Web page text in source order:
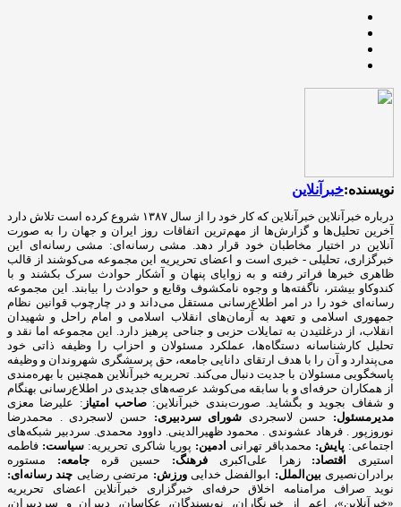
نویسنده:خبرآنلاین
درباره خبرآنلاین خبرآنلاین که کار خود را از سال ۱۳۸۷ شروع کرده است تلاش دارد
آخرین تحلیل‌ها و گزارش‌ها از مهم‌ترین اتفاقات روز ایران و جهان را به صورت
آنلاین در اختیار مخاطبان خود قرار دهد. مشی رسانه‌ای: مشی رسانه‌ای این
خبرگزاری، تحلیلی - خبری است و اعضای تحریریه این مجموعه می‌کوشند از قالب
ظاهری خبرها فراتر رفته و به زوایای پنهان و آشکار حوادث سرک بکشند و با
کندوکاو بیشتر، ناگفته‌ها و وجوه نامکشوف وقایع و حوادث را بیابند. این مجموعه
رسانه‌ای خود را در امر اطلاع‌رسانی مستقل می‌داند و در چارچوب قوانین نظام
جمهوری اسلامی و تعهد به آرمان‌های انقلاب اسلامی و امام راحل و شهیدان
انقلاب، از درغلتیدن به تمایلات حزبی و جناحی پرهیز دارد. این مجموعه اما نقد و
تحلیل کارشناسانه دستگاه‌ها، عملکرد مسئولان و احزاب را وظیفه ذاتی خود
می‌پندارد و آن را با هدف ارتقای دانایی جامعه، حق پرسشگری شهروندان و وظیفه
پاسخگویی مسئولان با جدیت دنبال می‌کند. تحریریه خبرآنلاین همچنین با بهره‌مندی
از همکاران حرفه‌ای و با سابقه می‌کوشد عرصه‌های جدیدی در اطلاع‌رسانی بهنگام
و شفاف بجوید و بگشاید. صورت‌بندی خبرآنلاین:صاحب امتیاز : علیرضا معزی
مدیرمسئول: حسن لاسجردی شورای سردبیری: حسن لاسجردی . محمدرضا
نوروزپور . فرهاد عشوندی . محمود ظهیرالدینی. داوود محمدی. سردبیر شبکه‌های
اجتماعی: پایش: محمدباقر تهرانی ادمین: پوریا شاکری تحریریه: سیاست: فاطمه
استیری اقتصاد: زهرا علی‌اکبری فرهنگ: حسین قرهجامعه: مستوره
برادران‌نصیری بین‌الملل: ابوالفضل خداییورزش: مرتضی رضایی چند رسانه‌ای:
نوید صراف مرامنامه اخلاق حرفه‌ای خبرگزاری خبرآنلاین اعضای تحریریه «خبرآنلاین»، اعم از خبرنگاران، نویسندگان، عکاسان، دبیران و سردبیران، مجموعه اصول و معیارهای اخلاقی حرفه‌ای را با توجه به استانداردهای ‌این حرفه، به عنوان اصول اخلاقی خویش تلقی می‌کنند و رعایت آن را به عنوان مبانی مشترک حرفه‌ای وظیفه خود می‌دانند. این مرامنامه مقررات اداری یا مسائل انضباطی خبرآنلاین نیست، بلکه تنها اصول اخلاقی را تبیین می‌کند که روزنامه‌نگاران خبرآنلاین با رعایت آن، استقلال، اعتبار و درستکاری رسانه و مسئولیت‌ها و تحقق وظایف خود را تضمین می‌کنند. علاوه بر این، قانون مطبوعات و سایر قوانین مرتبط با فعالیت‌های رسانه‌ای نصب العین خبرآنلاین است. ۱. وظیفه آگاهی‌بخشی در راس وظایف حرفه روزنامه‌نگاری قرار گرفته است. انصاف و بی‌غرضی روزنامه‌نگار، خودداری وی از تبلیغ سیاسی و بازرگانی و مقاومت در برابر دیگر کانون‌های فشار، اصل خدشه‌ناپذیر روزنامه‌نگاران فعال در خبرآنلاین است. ۲. «خبرآنلاین» خود را متعهد می‌داند که با رعایت مفاد مرامنامه اخلاقی کلیه آحاد جامعه را مخاطب خود بداند و همواره در چارچوب قانون اساسی به اصول دینی و معتقدات مذهبی و آداب و سنن گروه‌های مختلف قومی و فرهنگی، احترام بگذارد. ۳. روزنامه‌نگاران خبرآنلاین در انجام وظایف حرفه‌ای خویش نه تنها در برابر صاحبان و مدیران موسسه بلکه در برابر خوانندگان و منافع و مصالح جامعه مسئولیت دارند.‌ این مسئولیت اجتماعی‌ ایجاب می‌کند اطلاعات کامل و به روز برای عموم با حفظ آزادی اطلاعات به منظور احقاق حق دسترسی به اطلاعات ارائه شود. ۴. وظیفه کسانی که وقایع مربوط به هر موضوع را شرح می‌دهند یا تفسیر می‌کنند این است که دانش لازم را درباره آن موضوع به نحوی که گزارش‌دهی و تفسیر به صورت دقیق و منصفانه امکان‌پذیر باشد کسب کنند. ۵. رسالت اجتماعی حرفه روزنامه‌نگاری‌ ایجاب می‌کند که روزنامه‌نگار همیشه در خدمت کشف و بیان حقیقت باشد. به موجب ‌این اصل، «خبرآنلاین» خود را متعهد می‌داند تا حد ممکن آنچه را که به راستی روی داده است و در آن شائبه دروغ راه ندارد، منعکس کند. ۶. روزنامه‌نگاران «خبرانلاین» خود را موظف می‌دانند در صورت ارتکاب به اشتباه، هرچه سریع‌تر آن را اصلاح کنند. اگر چه کار روزنامه‌نگاری با سرعت عمل همراه است،‌ این الزام نباید مانع کوشش و جست‌وجو برای پی‌بردن به صحت و سقم اطلاعات شود. همچنین بروز هر اشتباهی را به سرعت اطلاع می‌دهند و آن را در روزنامه تصحیح می‌کنند. ۷. خبرنگاران و نویسندگان «خبرآنلاین» بدون دخالت در ماجرا یا پیش‌فرض‌های خود، خبر و گزارش را تهیه و تنظیم می‌کنند. در عین حال «بی‌طرفی» به معنی بی‌نظر بودن «خبرآنلاین» و نویسندگان آن در قبال رویدادها نیست و روزنامه‌نگاران نظرات خود را در مقالاتی که تفسیر و تحلیلشان از مسائل است، بیان می‌کنند. ۸. روزنامه‌نگاران فعال در «خبرآنلاین» در انتشار مصاحبه‌های اختصاصی به حقوق مصاحبه‌شونده خود احترام می‌گذارند و متن تنظیمی مصاحبه را با رعایت حداکثر امانت‌داری منتشر می‌کنند. ضمنا در صورت درخواست مصاحبه‌شونده، ‌متن نهایی را به نظر او می‌رسانند و اصلاحات مورد نظر را اعمال و حتی در صورت انصراف وی از انتشار مصاحبه خودداری می‌کنند. ۹. به منظور رعایت حقوق مادی و معنوی خالقان و صاحبان آثار، خبرنگاران و نویسندگان «خبرآنلاین» حاصل کار دیگران را بدون ذکر منبع و در صورت لزوم کسب اجازه، باز انتشار نمی‌کنند. امضای یک روزنامه‌نگار تنها پای مطلبی قرار می‌گیرد که حاصل کار خود اوست. هرگونه سرقت ادبی، مخدوش ساختن متن‌ها، تصاویر، اسناد و نیز حذف اطلاعات اساسی مربوط به رویدادها نزد روزنامه‌نگاران «خبرآنلاین» مذموم و مطرود است. ۱۰. حریم خصوصی افراد محترم است و نباید بدون اجازه به آن وارد شد. روزنامه‌نگاران و نویسندگان «خبرآنلاین» با توجه خاص به حیثیت شخصی و زندگی خصوصی افراد، از تمامی مواردی که ممکن است با انتشار مطلب یا خبر آن به حیثیت افراد لطمه وارد آورد، اکیدا پرهیز می‌کنند. ۱۱. روزنامه‌نگاران و نویسندگان «خبرآنلاین» ادبیات پالوده و قلم متین را از مهم‌ترین ویژگی‌های خود می‌دانند و از لحن گزنده یا کلمات توهین‌آمیز علیه هیچ شخص یا نهادی، چه در خبر یا گزارش و چه در نظر، استفاده نمی‌کنند. ۱۲. روزنامه‌نگاران «خبرآنلاین» به طور مخفیانه از دوربین، میکروفن و یا دستگاه‌های ضبط صوت استفاده نخواهند کرد، مگر در زمانی که حق قانونی روزنامه‌نگار است، اما آشکارسازی لوازم فوق برای او مخاطره‌آمیز باشد. ۱۳. روزنامه‌نگاران «خبرآنلاین» برای کسب خبر، صریحا خود را روزنامه‌نگار معرفی می‌کنند و هرگز همچون کارآگاه یا جاسوس عمل نمی‌کنند. آنان همچنین از تحت فشار قرار دادن افراد برای کسب خبر پرهیز می‌کنند. ۱۴. روزنامه‌نگاران «خبرآنلاین» ضمن وقوف به آزادی خبر، تفسیر و انتقاد، می‌توانند از افشای منبع اطلاعات به جز صراحتی که قانون مطبوعات دارد (دستور مقام قضایی) خودداری کنند. محرمانه نگاه داشتن هویت منابعی که «خبرانلاین» نمی‌خواهد شناخته شوند، نافی ‌این اصل نیست که منابع خبری، جز در موارد استثنایی، باید به روشن‌ترین وجه معرفی شوند. از سوی دیگر ممکن است ناشناس ماندن اظهارکننده یک مطلب برای او فرصتی غیرمنصفانه فراهم آورد تا علیه دیگران سخن بگوید. در این صورت «خبرآنلاین» از انتشار اظهارات علیه دیگران توسط منبعی که نامش فاش نشود، پرهیز می‌کند. ۱۵. اولین و مهم‌ترین دغدغه روزنامه‌نگاران «خبرآنلاین»، تلاش در جهت ارتقای سطح کیفی وکمی مطالب «خبرآنلاین» است.‌ این بدان معناست که توفیق «خبرآنلاین» در تهیه و انتشار اخبار و گزارش‌های دست اول نتیجه تلاش‌های بی‌وقفه روزنامه‌نگاران آن است. ۱۶. روزنامه‌نگاران «خبرآنلاین» به حق دسترسی به مطالب، اخبار و گزارش‌های جمع‌آوری شده واقفند و پیش از انتشار مطالب تهیه شده مبادرت به فروش، واگذاری و افشای بخشی یا تمام آن مطلب به افراد خارج از خبرآنلاین علی‌الخصوص رسانه های رقیب، دوستان و وابستگان نزدیک خود نخواهند کرد. آنان با آگاهی کامل از خط‌مشی و سیاست‌های کلی روزنامه، متعهدانه و وفادارانه در جهت پیشبرد ‌این اهداف گام برمی‌دارند. ۱۷. روزنامه‌نگاران «خبرآنلاین» نام و عنوان «خبرآنلاین» را مورد استفاده شخصی قرار نمی‌دهند. آنان کارت‌های خبرنگاری خود را تنها در مواقع کسب خبر و امور مرتبط با حرفه خود یا ورود به سازمان‌های دولتی یا خصوصی به کار می‌گیرند. ۱۸. اظهارنظر نسبت به شخصیت‌های مورد توجه مخاطبان از جمله هنرمندان و ورزشکاران در قالب گفت‌وگو و یا نوشته از سوی روزنامه‌نگاران نباید کیفیت محتوا را تا سرحد نشریات زرد پایین آورد. ۱۹. از آنجا که کسب اخبار دست اول و انتشار آن یکی از ویژگی‌های بارز رسانه‌هاست و ‌این فرآیند منجر به جذب مخاطب بیشتر برای یک رسانه می‌شود، روزنامه‌نگاران «خبرآنلاین»، تمامی رسانه‌های خبری دیگر اعم از رسانه‌های چاپی، الکترونیکی، تصویری و صوتی را که در جهت تضاد و یا حتی همسو با رسانه خود هستند رقیب حرفه‌ای می‌انگارند و بر ‌این اساس، همکاری و فعالیت با آنان (در هر سطحی) را بدون مشورت و صلاحدید حوزه سردبیری، مغایر با تعهدات اخلاقی و حرفه‌ای می‌دانند. ۲۰. ارائه هرگونه اطلاعات محرمانه داخلی و اداری خبرآنلاین مغایر با وجدان و مسئولیت اخلاقی و حرفه‌ای روزنامه‌نگاران در قبال مجموعه خبرآنلاین است. ۲۱. داشتن صفحات شخصی در فضای مجازی حق مسلم هر فرد است. روزنامه‌نگاران «خبرآنلاین» نیز ازاین قاعده مستثنی نیستند. مهم نیست که تا چه میزان تلاش می‌کنند مطالبشان متمایز از مطالب موجود در خبرآنلاین باشد؛ بلکه نکته‌ اینجاست که به‌ هر حال مخاطبان، آنها را به عنوان روزنامه‌نگاران «خبرآنلاین» می‌شناسند و دیدگاه‌ها و نظراتشان را مرتبط با خط‌مشی آن تلقی می‌کنند. با علم به‌ این موضوع، روزنامه‌نگاران «خبرآنلاین» هرگونه فعالیت مجازی، حضور در شبکه های اجتماعی و یا مصاحبه و سخنرانی بدون در نظر گرفتن صلاحدید خبرآنلاین را مغایر با وجدان اخلاقی و حرفه‌ای خود می‌دانند. ۲۲. روزنامه‌نگاران فعال در «خبرآنلاین» از نوشتن در مورد مسائلی که نفع مستقیم مادی برای آنها و وابستگانشان دارند، پرهیز می‌کنند. از اطلاعاتی که به واسطه شغلشان به دست می‌آورند برای کسب منافع مالی و اقتصادی استفاده نمی‌کنند و این اطلاعات را به‌ این منظور در اختیار بستگان یا دوستانشان قرار نمی‌دهند. ۲۳. هرگونه مشارکت و همکاری تعهدآور با سازمان‌های حوزه فعالیت خود (اعم از استخدام، همکاری پاره‌وقت، انجام پروژه‌های مشترک و ارائه مشاوره و غیره) از نظر روزنامه‌نگاران «خبرآنلاین» مورد پذیرش نیست. چرا که ‌این نوع وابستگی‌ها به سازمان‌هایی که تحت پوشش خبری ‌این رسانه قرار دارند، بدون شک دیدگاه‌ها و نظرات روزنامه‌نگاران را به مرور زمان تحت‌ تاثیر خود قرار می‌دهد و از بازده کاری آنان می‌کاهد. ۲۴. روزنامه‌نگاران فعال در «خبرآنلاین» در مورد پذیرش هدایایی که از طرف اشخاص یا سازمان‌ها و نهادها ارائه می‌شود احتیاط می‌کنند. هر هدیه‌ای که ‌این شائبه را به وجود ‌آورد که در قبال آن انتظار همدلی به هنگام تهیه مطلب وجود دارد فورا پس داده می‌شود. اگر به روزنامه‌نگاری مستقیما پیشنهاد همکاری در قبال دریافت هدیه ارائه شد، موضوع را به مدیران مجموعه اطلاع می‌دهد و چنین موضوعی ممکن است بنا به صلاحدید سردبیر به اطلاع خوانندگان برسد. در عین حال روزنامه‌نگاران فعال در «خبرانلاین» هدایای ارزان‌قیمتی را که با «حسن نیت» ارائه می‌شود با احترام می‌پذیرند. هدایای گران‌تر را محترمانه باز می‌گردانند یا در اختیار روزنامه قرار می‌دهند تا به مصارف عمومی برسد. جوایز و هدایای بزرگداشت رسمی روزنامه‌نگاری از ‌این قاعده مستثنی است. ۲۵. روزنامه‌نگاران فعال « خبرآنلاین» سفرهایی را که هزینه آن به عهده سازمان و نهاد خاصی است قبول نمی‌کنند مگر با اجازه روزنامه و در صورت مهم بودن اطلاعاتی که قرار است در سفر جمع‌آوری شود. تبیین مواضع خبرگزاری «خبرآنلاین»: چگونه اصولگرایانی هستیم؟ با توجه به دوقطبی موجود ،‌ ما به اصولگرایان تعلق داریم و بدیهی است به اصول مشترک، باورمند و ملتزمیم که به دلیل رعایت اختصار از شرح آن صرف نظر می شود . آن چه در زیر می آید ما را از سایر جریان ها بویژه جریان غیر اصولگرایی متمایز می سازد؛ در عین حال با عنایت به گستردگی طیف اصولگرایی ، به برخی تفاوت برداشت های ما با سایر عزیزانی که در این طیف تعریف می شوند اشاره شده است: ۱. اصول مشترک جبهه اصولگرایان اعتقاد و التزام به اسلام ، انقلاب ، نظام ، امام و رهبری است. هر جریان یا فردی که به این اصول واقعا معتقد و ملتزم باشد و قرائت او از این اصول براساس قرائت رهبری باشد ، اصولگراست ، هر چند درسایر مسائل دارای سلوک، نظرات و سلیقه های متفاوتی باشد . به عبارت بهتر ، نقطه کانونی همه اصولگرایان، بینش واحد است و تمایزات آنها فقط در روش و منش نمود می یابد. ۲. پرده پوشی وکتمان انتقاد به همه دستگاه های کشور را، حتی آنهایی که توسط اصولگرایان اداره می شوند روا نمی دانیم و تمجیدات بی مبنا را ‌مصداق تعصب جاهلی قلمداد می کنیم. ۳. اتکای برخی سیاسیون به رسانه های فارسی زبان بیگانه علاوه برآن که نوعی توهین به رسانه های داخلی قلمداد می شود ،‌ مصداق حدیث خانواده را نزد غیربردن است. نباید فراموش کنیم اساس تاسیس رسانه های فارسی زبان توسط دولت های مخالف ایران ، فعالیت حرفه ای نیست و بنابراین یک عنصر هوشمند و دلسوز منافع ملی، تحت هیچ شرایطی، حتی بی مهری عامدانه ، بازیچه نمی شود و در این دام نمی افتد. ۴. معتقدیم می توان با افراد و افکارمخالف بود و مرزبندی داشت ولی در عین حال آنان را محترم شمرد. ادبیات دور از ادب را نشانه صراحت یا انقلابی گری نمی دانیم. ۵. بسنده کردن به افراد همجور را نوعی تعصب قبیله ای می شماریم که ضمنا کیان کشور را نیز به مخاطره افکند. بر همین منوال با خط کشی های سیاه و سفیدکه به رادیکالیسم دامن می زند موافق نیستیم. خود و